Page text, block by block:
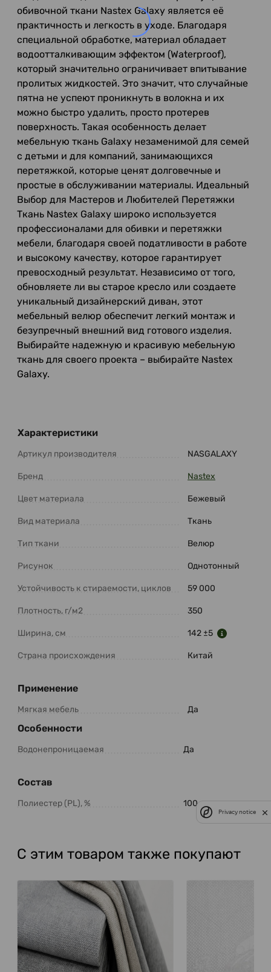
обивочной ткани Nastex Galaxy является её
практичность и легкость в уходе. Благодаря
специальной обработке, материал обладает
водоотталкивающим эффектом (Waterproof),
который значительно ограничивает впитывание
пролитых жидкостей. Это значит, что случайные
пятна не успеют проникнуть в волокна и их
можно быстро удалить, просто протерев
поверхность. Такая особенность делает
мебельную ткань Galaxy незаменимой для семей
с детьми и для компаний, занимающихся
перетяжкой, которые ценят долговечные и
простые в обслуживании материалы. Идеальный
Выбор для Мастеров и Любителей Перетяжки
Ткань Nastex Galaxy широко используется
профессионалами для обивки и перетяжки
мебели, благодаря своей податливости в работе
и высокому качеству, которое гарантирует
превосходный результат. Независимо от того,
обновляете ли вы старое кресло или создаете
уникальный дизайнерский диван, этот
мебельный велюр обеспечит легкий монтаж и
безупречный внешний вид готового изделия.
Выбирайте надежную и красивую мебельную
ткань для своего проекта – выбирайте Nastex
Galaxy.
Характеристики
Артикул производителя NASGALAXY
Бренд Nastex
Цвет материала Бежевый
Вид материала Ткань
Тип ткани Велюр
Рисунок Однотонный
Устойчивость к стираемости, циклов 59 000
Плотность, г/м2 350
Ширина, см 142 ±5
Страна происхождения Китай
Применение
Мягкая мебель Да
Особенности
Водонепроницаемая Да
Состав
Полиестер (PL), % 100
С этим товаром также покупают
Privacy notice